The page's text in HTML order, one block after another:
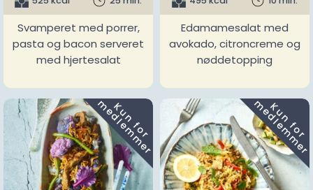
Svamperet med porrer,
pasta og bacon serveret
med hjertesalat
Edamamesalat med
avokado, citroncreme og
nøddetopping
K
u
n
f
o
r
m
e
d
l
e
m
m
e
r K
u
n
f
o
r
m
e
d
l
e
m
m
e
r